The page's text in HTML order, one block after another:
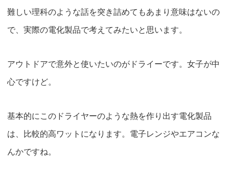
難しい理科のような話を突き詰めてもあまり意味はないの
で、実際の電化製品で考えてみたいと思います。
アウトドアで意外と使いたいのがドライーです。女子が中
心ですけど。
基本的にこのドライヤーのような熱を作り出す電化製品
は、比較的高ワットになります。電子レンジやエアコンな
んかですね。